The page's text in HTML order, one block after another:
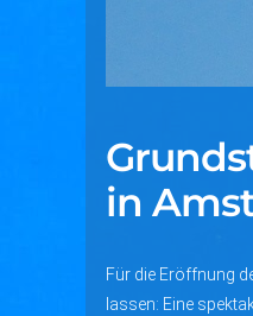
in
Für die Eröffnung
lassen: Eine